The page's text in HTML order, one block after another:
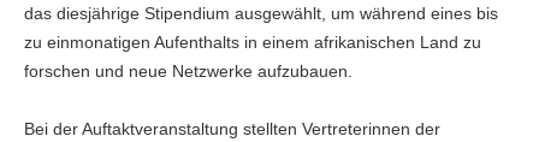
das diesjährige Stipendium ausgewählt, um während eines bis
zu einmonatigen Aufenthalts in einem afrikanischen Land zu
forschen und neue Netzwerke aufzubauen.
Bei der Auftaktveranstaltung stellten Vertreterinnen der